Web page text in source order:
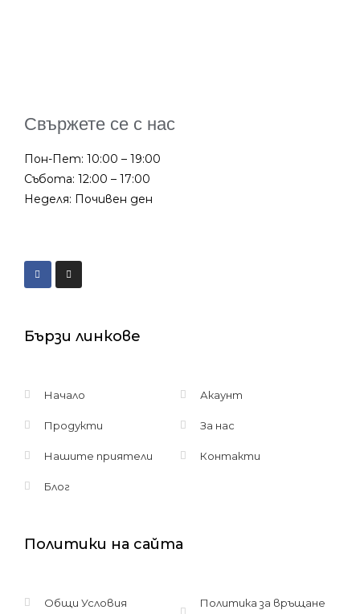
Свържете се с нас
Пон-Пет: 10:00 – 19:00
Събота: 12:00 – 17:00
Неделя: Почивен ден
Бързи линкове
Начало
Продукти
Нашите приятели
Блог
Акаунт
За нас
Контакти
Политики на сайта
Общи Условия Политика за връщане